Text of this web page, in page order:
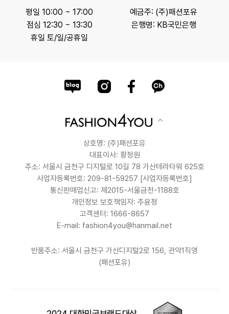
평일 10:00 ~ 17:00
점심 12:30 ~ 13:30
휴일 토/일/공휴일
예금주: (주)패션포유
은행명: KB국민은행
상호명: (주)패션포유
대표이사: 황정원
주소: 서울시 금천구 디지털로 10길 78 가산테라타워 625호
사업자등록번호: 209-81-59257 [사업자등록번호]
통신판매업신고: 제2015-서울금천-1188호
개인정보 보호책임자: 주윤정
고객센터: 1666-8657
E-mail: fashion4you@hanmail.net
반품주소: 서울시 금천구 가산디지털2로 156, 관악1직영
(패션포유)